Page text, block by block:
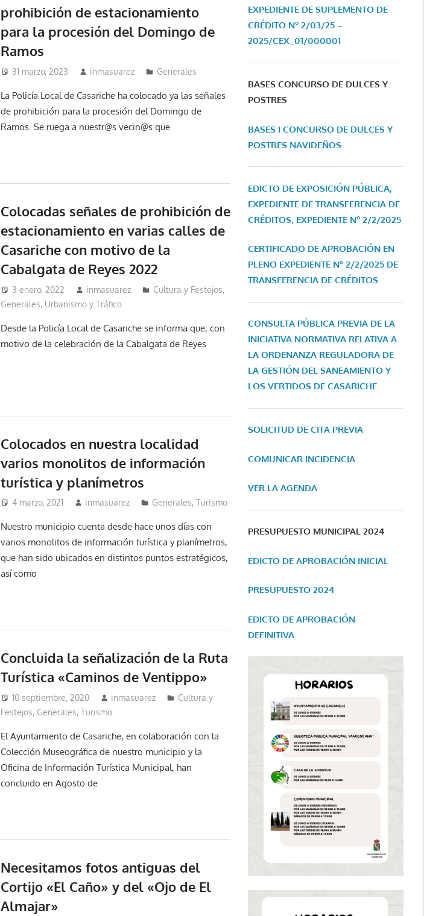
prohibición de estacionamiento
para la procesión del Domingo de
Ramos
31 marzo, 2023 inmasuarez Generales
La Policía Local de Casariche ha colocado ya las señales
de prohibición para la procesión del Domingo de
Ramos. Se ruega a nuestr@s vecin@s que
Colocadas señales de prohibición de
estacionamiento en varias calles de
Casariche con motivo de la
Cabalgata de Reyes 2022
3 enero, 2022 inmasuarez Cultura y Festejos,
Generales, Urbanismo y Tráfico
Desde la Policía Local de Casariche se informa que, con
motivo de la celebración de la Cabalgata de Reyes
Colocados en nuestra localidad
varios monolitos de información
turística y planímetros
4 marzo, 2021 inmasuarez Generales,Turismo
Nuestro municipio cuenta desde hace unos días con
varios monolitos de información turística y planímetros,
que han sido ubicados en distintos puntos estratégicos,
así como
Concluida la señalización de la Ruta
Turística «Caminos de Ventippo»
10 septiembre, 2020 inmasuarez
Cultura y
Festejos, Generales, Turismo
El Ayuntamiento de Casariche, en colaboración con la
Colección Museográfica de nuestro municipio y la
Oficina de Información Turística Municipal, han
concluido en Agosto de
Necesitamos fotos antiguas del
Cortijo «El Caño» y del «Ojo de El
Almajar»
EXPEDIENTE DE SUPLEMENTO DE
CRÉDITO Nº 2/03/25 –
2025/CEX_01/000001
BASES CONCURSO DE DULCES Y
POSTRES
BASES I CONCURSO DE DULCES Y
POSTRES NAVIDEÑOS
EDICTO DE EXPOSICIÓN PÚBLICA,
EXPEDIENTE DE TRANSFERENCIA DE
CRÉDITOS, EXPEDIENTE Nº 2/2/2025
CERTIFICADO DE APROBACIÓN EN
PLENO EXPEDIENTE Nº 2/2/2025 DE
TRANSFERENCIA DE CRÉDITOS
CONSULTA PÚBLICA PREVIA DE LA
INICIATIVA NORMATIVA RELATIVA A
LA ORDENANZA REGULADORA DE
LA GESTIÓN DEL SANEAMIENTO Y
LOS VERTIDOS DE CASARICHE
SOLICITUD DE CITA PREVIA
COMUNICAR INCIDENCIA
VER LA AGENDA
PRESUPUESTO MUNICIPAL 2024
EDICTO DE APROBACIÓN INICIAL
PRESUPUESTO 2024
EDICTO DE APROBACIÓN
DEFINITIVA